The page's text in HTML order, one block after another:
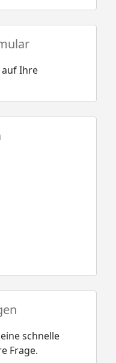
Ihre
schnelle
Frage.